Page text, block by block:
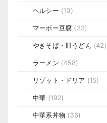
ヘルシー (10)
マーボー豆腐 (33)
やきそば・皿うどん (42)
ラーメン (458)
リゾット・ドリア (15)
中華 (192)
中華系丼物 (36)